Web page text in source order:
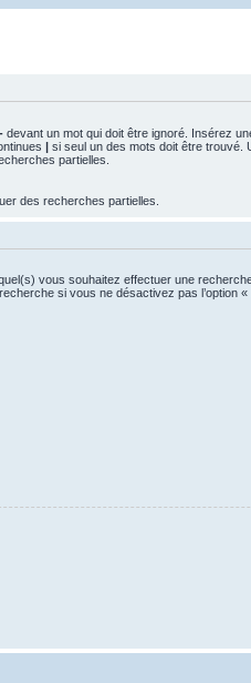
- devant un mot qui doit être ignoré. Insérez
| si seul un des mots doit être trouvé.
partielles.
des recherches partielles.
vous souhaitez effectuer une
si vous ne désactivez pas l’option